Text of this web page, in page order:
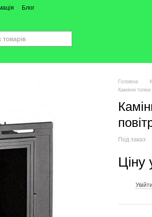
Блог
Головна
Камінні
Под заказ
Ціну
Увійти